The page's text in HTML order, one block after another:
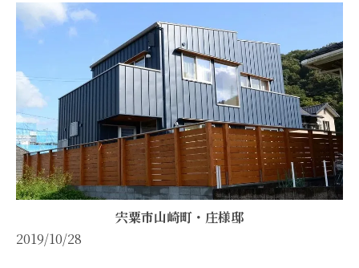
宍粟市山崎町・庄様邸
2019/10/28